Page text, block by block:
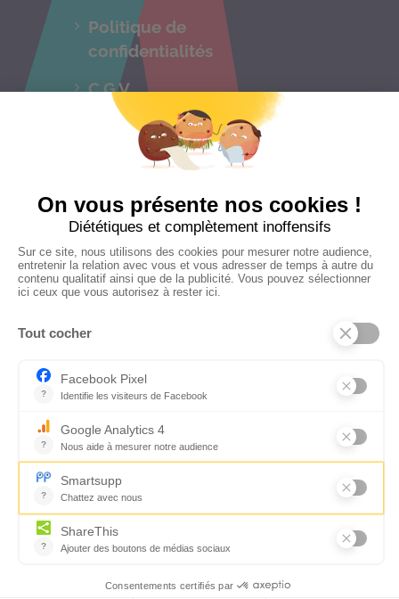
Politique de
confidentialités
C.G.V
Suivez-nous
CONTACTEZ-NOUS
Florence Servan-Schreiber © 2026